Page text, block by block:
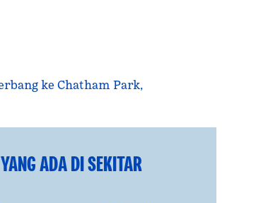
ke Chatham Park,
YANG ADA DI SEKITAR